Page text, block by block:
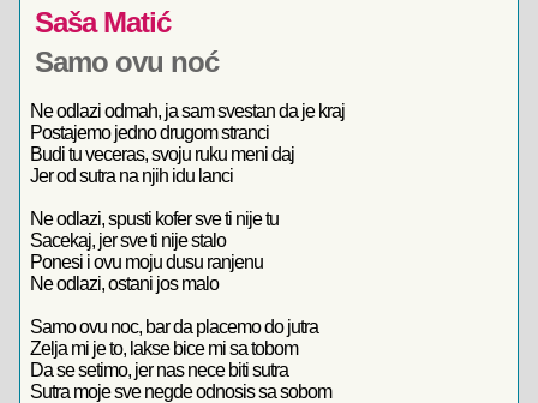
Saša Matić
Samo ovu noć
Ne odlazi odmah, ja sam svestan da je kraj
Postajemo jedno drugom stranci
Budi tu veceras, svoju ruku meni daj
Jer od sutra na njih idu lanci
Ne odlazi, spusti kofer sve ti nije tu
Sacekaj, jer sve ti nije stalo
Ponesi i ovu moju dusu ranjenu
Ne odlazi, ostani jos malo
Samo ovu noc, bar da placemo do jutra
Zelja mi je to, lakse bice mi sa tobom
Da se setimo, jer nas nece biti sutra
Sutra moje sve negde odnosis sa sobom